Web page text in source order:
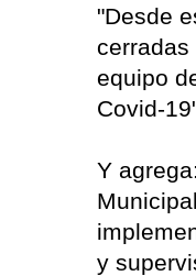
"Desde
cerradas
equipo
Covid-
Y
y